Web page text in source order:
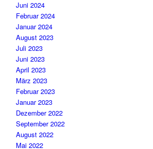
Juni 2024
Februar 2024
Januar 2024
August 2023
Juli 2023
Juni 2023
April 2023
März 2023
Februar 2023
Januar 2023
Dezember 2022
September 2022
August 2022
Mai 2022